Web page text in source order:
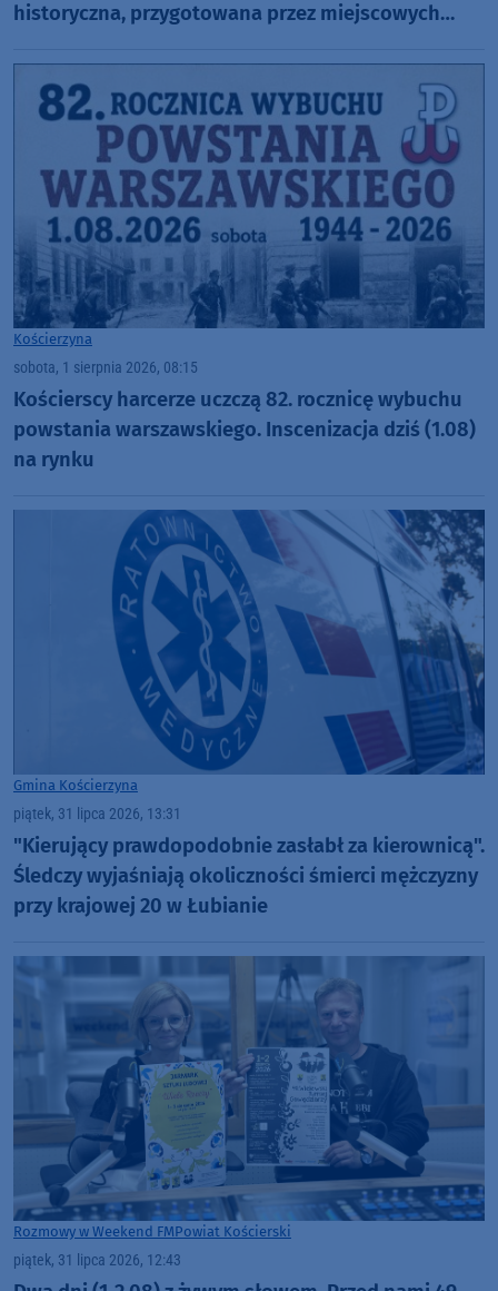
historyczna, przygotowana przez miejscowych
Kościerzyna
sobota, 1 sierpnia 2026, 08:15
Kościerscy harcerze uczczą 82. rocznicę wybuchu
powstania warszawskiego. Inscenizacja dziś (1.08)
na rynku
Gmina Kościerzyna
piątek, 31 lipca 2026, 13:31
"Kierujący prawdopodobnie zasłabł za kierownicą".
Śledczy wyjaśniają okoliczności śmierci mężczyzny
przy krajowej 20 w Łubianie
Rozmowy w Weekend FMPowiat Kościerski
piątek, 31 lipca 2026, 12:43